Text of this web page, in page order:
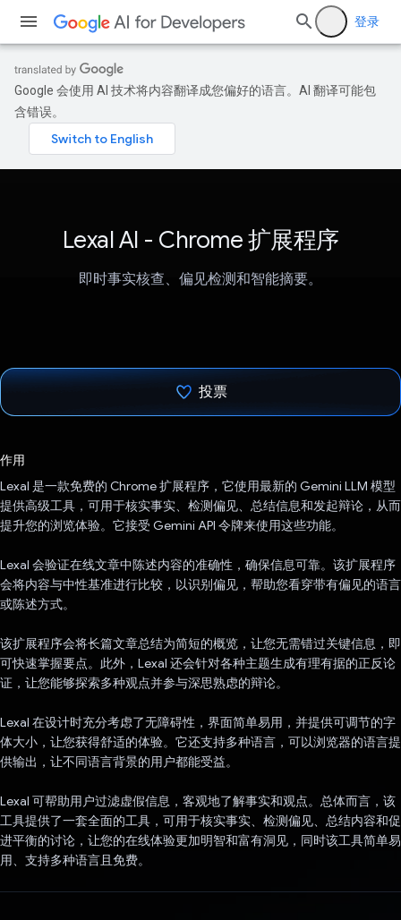
登录
Google 会使用 AI 技术将内容翻译成您偏好的语言。AI 翻译可能包
含错误。
Lexal AI - Chrome 扩展程序
即时事实核查、偏见检测和智能摘要。
投票
作用
Lexal 是一款免费的 Chrome 扩展程序，它使用最新的 Gemini LLM 模型
提供高级工具，可用于核实事实、检测偏见、总结信息和发起辩论，从而
提升您的浏览体验。它接受 Gemini API 令牌来使用这些功能。
Lexal 会验证在线文章中陈述内容的准确性，确保信息可靠。该扩展程序
会将内容与中性基准进行比较，以识别偏见，帮助您看穿带有偏见的语言
或陈述方式。
该扩展程序会将长篇文章总结为简短的概览，让您无需错过关键信息，即
可快速掌握要点。此外，Lexal 还会针对各种主题生成有理有据的正反论
证，让您能够探索多种观点并参与深思熟虑的辩论。
Lexal 在设计时充分考虑了无障碍性，界面简单易用，并提供可调节的字
体大小，让您获得舒适的体验。它还支持多种语言，可以浏览器的语言提
供输出，让不同语言背景的用户都能受益。
Lexal 可帮助用户过滤虚假信息，客观地了解事实和观点。总体而言，该
工具提供了一套全面的工具，可用于核实事实、检测偏见、总结内容和促
进平衡的讨论，让您的在线体验更加明智和富有洞见，同时该工具简单易
用、支持多种语言且免费。